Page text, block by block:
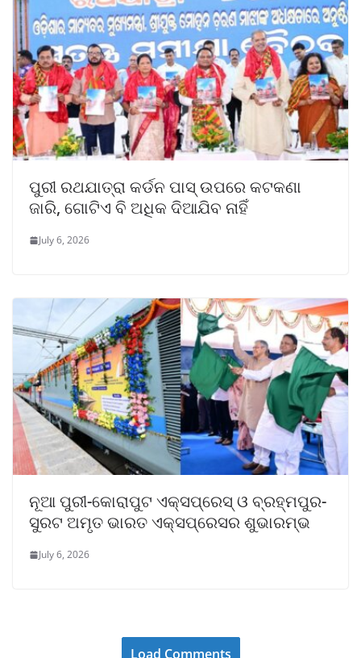
ପୁରୀ ରଥଯାତ୍ରା କର୍ଡନ ପାସ୍ ଉପରେ କଟକଣା
ଜାରି, ଗୋଟିଏ ବି ଅଧିକ ଦିଆଯିବ ନାହିଁ
July 6, 2026
ନୂଆ ପୁରୀ-କୋରାପୁଟ ଏକ୍ସପ୍ରେସ୍ ଓ ବ୍ରହ୍ମପୁର-
ସୁରଟ ଅମୃତ ଭାରତ ଏକ୍ସପ୍ରେସର ଶୁଭାରମ୍ଭ
July 6, 2026
Load Comments